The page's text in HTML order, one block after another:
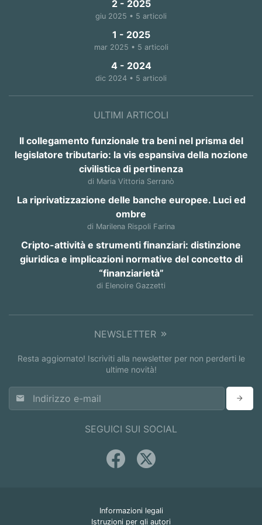
2 - 2025
giu 2025 • 5 articoli
1 - 2025
mar 2025 • 5 articoli
4 - 2024
dic 2024 • 5 articoli
ULTIMI ARTICOLI
Il collegamento funzionale tra beni nel prisma del
legislatore tributario: la vis espansiva della nozione
civilistica di pertinenza
di Maria Vittoria Serranò
La riprivatizzazione delle banche europee. Luci ed
ombre
di Marilena Rispoli Farina
Cripto-attività e strumenti finanziari: distinzione
giuridica e implicazioni normative del concetto di
“finanziarietà”
di Elenoire Gazzetti
NEWSLETTER
Resta aggiornato! Iscriviti alla newsletter per non perderti le
ultime novità!
SEGUICI SUI SOCIAL
Informazioni legali
Istruzioni per gli autori